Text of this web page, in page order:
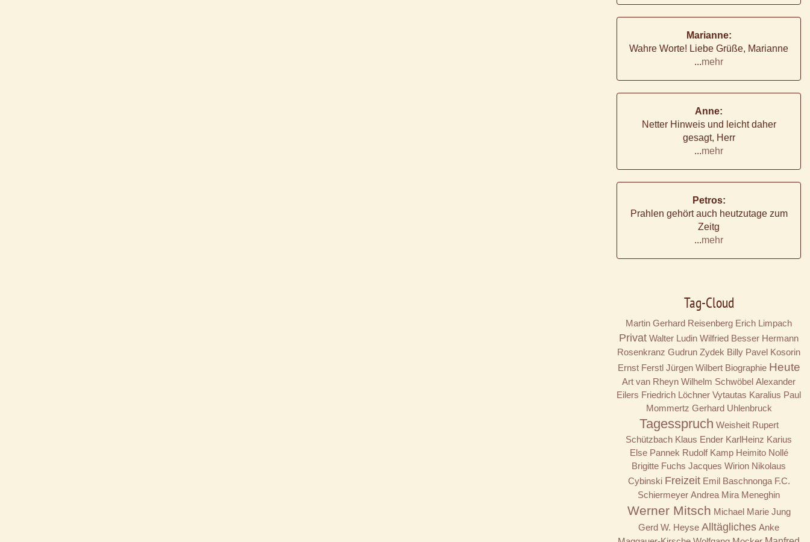
Marianne:
Wahre Worte! Liebe Grüße, Marianne
...mehr
Anne:
Netter Hinweis und leicht daher
gesagt, Herr
...mehr
Petros:
Prahlen gehört auch heutzutage zum
Zeitg
...mehr
Tag-Cloud
Martin Gerhard Reisenberg Erich Limpach
Privat Walter Ludin Wilfried Besser Hermann
Rosenkranz Gudrun Zydek Billy Pavel Kosorin
Ernst Ferstl Jürgen Wilbert Biographie Heute
Art van Rheyn Wilhelm Schwöbel Alexander
Eilers Friedrich Löchner Vytautas Karalius Paul
Mommertz Gerhard Uhlenbruck
Tagesspruch Weisheit Rupert
Schützbach Klaus Ender KarlHeinz Karius
Else Pannek Rudolf Kamp Heimito Nollé
Brigitte Fuchs Jacques Wirion Nikolaus
Cybinski Freizeit Emil Baschnonga F.C.
Schiermeyer Andrea Mira Meneghin
Werner Mitsch Michael Marie Jung
Gerd W. Heyse Alltägliches Anke